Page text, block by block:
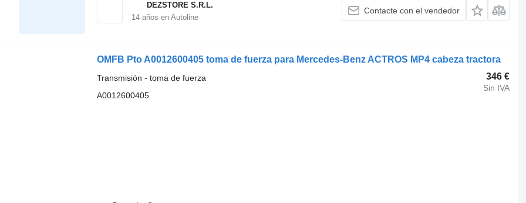
DEZSTORE S.R.L.
14años en Autoline
Contacte con el vendedor
OMFB Pto A0012600405 toma de fuerza para Mercedes-Benz ACTROS MP4 cabeza tractora
346 €
Sin IVA
Transmisión - toma de fuerza
A0012600405